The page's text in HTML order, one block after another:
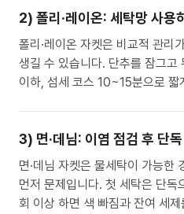
2) 폴리·레이온: 세탁망 사용
폴리·레이온 자켓은 비교적 관리
생길 수 있습니다. 단추를 잠그
이하, 섬세 코스 10~15분으로 짧
3) 면·데님: 이염 점검 후 단독
면·데님 자켓은 물세탁이 가능한
먼저 문제입니다. 첫 세탁은 단
회 이상 하면 색 빠짐과 잔여 세